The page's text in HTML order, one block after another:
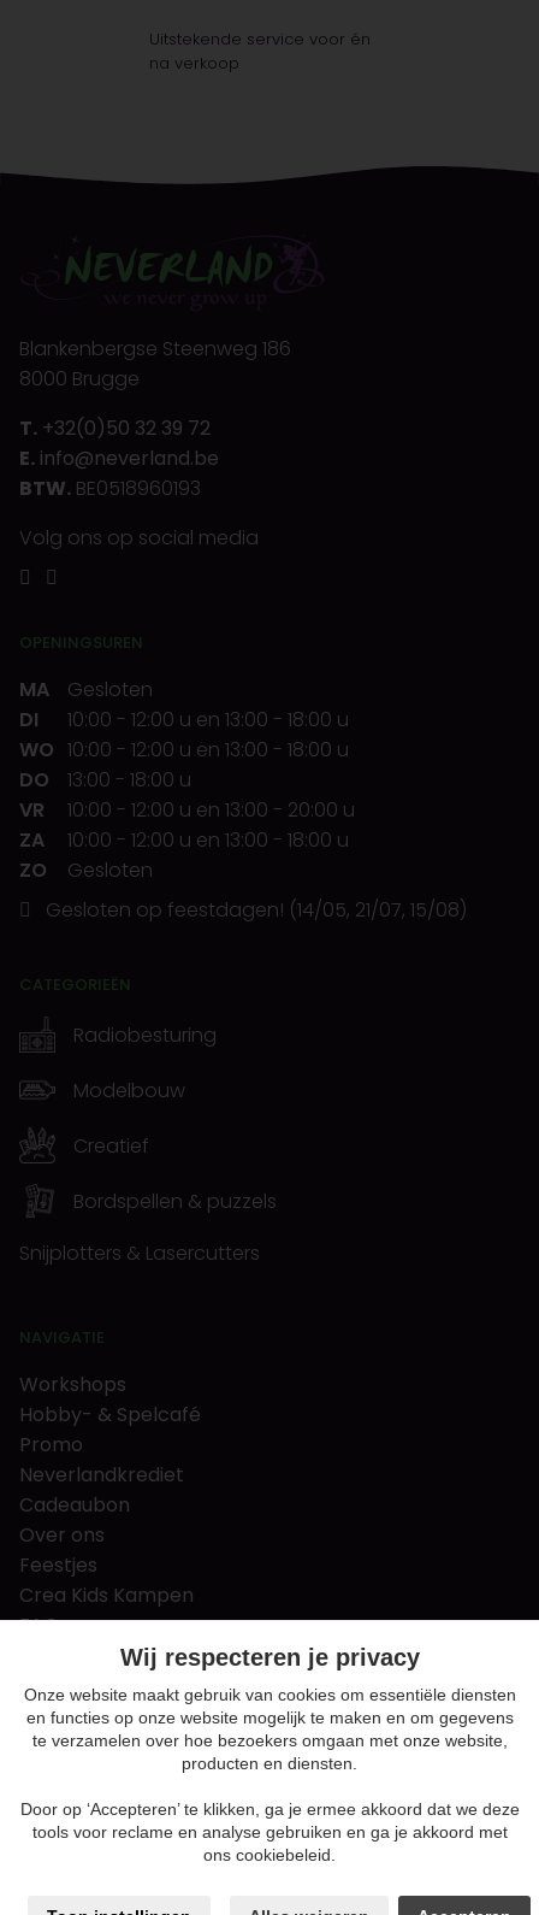
Uitstekende service voor én
na verkoop
Blankenbergse Steenweg 186
8000 Brugge
T. +32(0)50 32 39 72
E. info@neverland.be
BTW. BE0518960193
Volg ons op social media
OPENINGSUREN
MA
Gesloten
DI
10:00 - 12:00 u en 13:00 - 18:00 u
WO 10:00 - 12:00 u en 13:00 - 18:00 u
DO
13:00 - 18:00 u
VR
10:00 - 12:00 u en 13:00 - 20:00 u
ZA
10:00 - 12:00 u en 13:00 - 18:00 u
ZO
Gesloten
Gesloten op feestdagen! (14/05, 21/07, 15/08)
CATEGORIEËN
Radiobesturing
Modelbouw
Creatief
Bordspellen & puzzels
Snijplotters & Lasercutters
NAVIGATIE
Workshops
Hobby- & Spelcafé
Promo
Neverlandkrediet
Cadeaubon
Over ons
Feestjes
Crea Kids Kampen
FAQ
Tips & tricks
Contact
Nieuws & Vacatures
Algemene voorwaarden
Privacy en cookie policy
Sitemap
Wij respecteren je privacy
Onze website maakt gebruik van cookies om essentiële diensten
en functies op onze website mogelijk te maken en om gegevens
te verzamelen over hoe bezoekers omgaan met onze website,
producten en diensten.
Door op ‘Accepteren’ te klikken, ga je ermee akkoord dat we deze
tools voor reclame en analyse gebruiken en ga je akkoord met
ons cookiebeleid.